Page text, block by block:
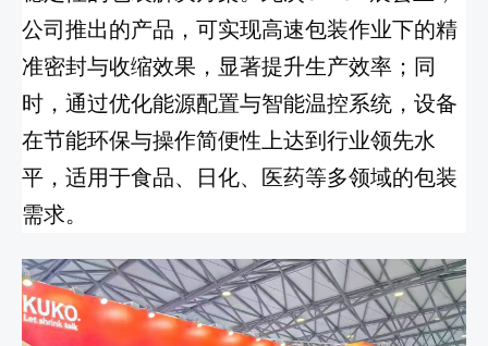
公司推出的产品，可实现高速包装作业下的精
准密封与收缩效果，显著提升生产效率；同
时，通过优化能源配置与智能温控系统，设备
在节能环保与操作简便性上达到行业领先水
平，适用于食品、日化、医药等多领域的包装
需求。